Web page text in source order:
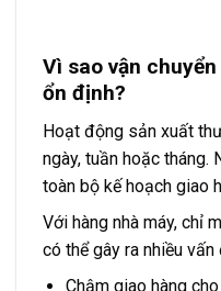
Vì sao vận
ổn định?
Hoạt động sản xuất
ngày, tuần hoặc tháng.
toàn bộ kế hoạch giao
Với hàng nhà máy, chỉ
có thể gây ra nhiều vấn
Chậm giao hàng